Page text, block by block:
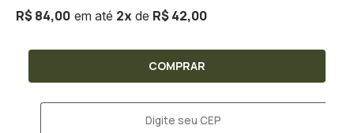
R$ 84,00 2x R$ 42,00
COMPRAR